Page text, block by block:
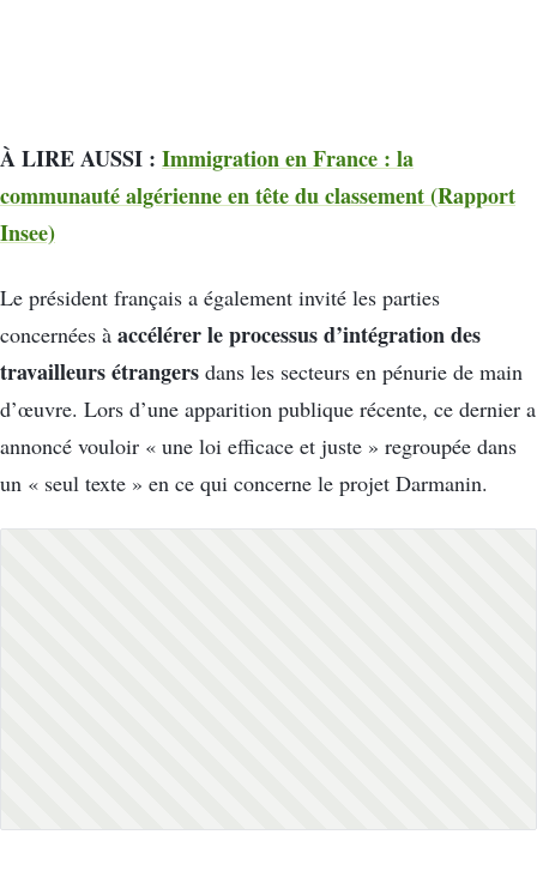
À LIRE AUSSI : Immigration en France : la
communauté algérienne en tête du classement (Rapport
Insee)
Le président français a également invité les parties
concernées à accélérer le processus d’intégration des
travailleurs étrangers dans les secteurs en pénurie de main
d’œuvre. Lors d’une apparition publique récente, ce dernier a
annoncé vouloir « une loi efficace et juste » regroupée dans
un « seul texte » en ce qui concerne le projet Darmanin.